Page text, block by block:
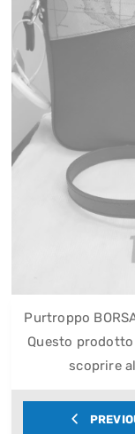
Purtroppo
Questo
scoprire